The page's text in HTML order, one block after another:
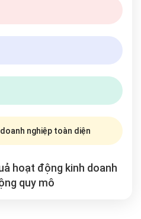
nghiệp toàn diện
hoạt động kinh doanh
quy mô